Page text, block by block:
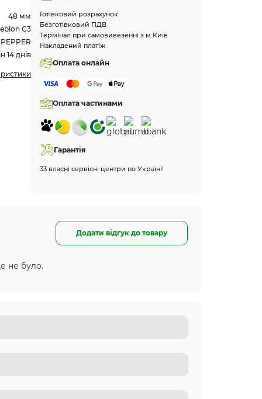
48 мм
С3
PEPPER
14 днів
Готівковий розрахунок
Безготівковий ПДВ
Термінал при самовивезенні з м.Київ
Накладений платіж
Оплата онлайн
Оплата частинами
Гарантія
33 власні сервісні центри по Україні!
Додати відгук до товару
не було.